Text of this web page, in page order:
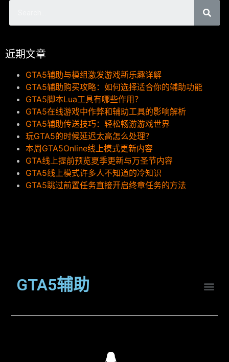
近期文章
GTA5辅助与模组激发游戏新乐趣详解
GTA5辅助购买攻略：如何选择适合你的辅助功能
GTA5脚本Lua工具有哪些作用？
GTA5在线游戏中作弊和辅助工具的影响解析
GTA5辅助传送技巧：轻松畅游游戏世界
玩GTA5的时候延迟太高怎么处理？
本周GTA5Online线上模式更新内容
GTA线上提前预览夏季更新与万圣节内容
GTA5线上模式许多人不知道的冷知识
GTA5跳过前置任务直接开启终章任务的方法
GTA5辅助